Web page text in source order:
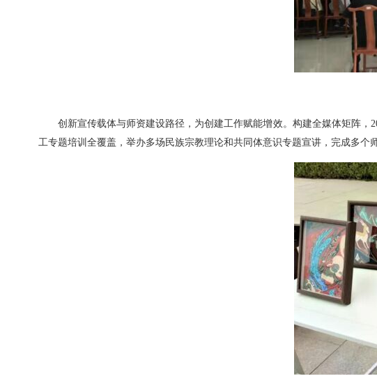
创新宣传载体与师资建设路径，为创建工作赋能增效。构建全媒体矩阵
工专题培训全覆盖，举办多场民族宗教理论和共同体意识专题宣讲，完成多个